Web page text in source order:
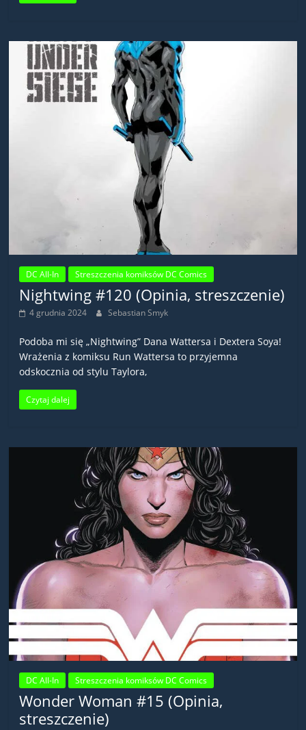
DC All-In Streszczenia komiksów DC Comics
Nightwing #120 (Opinia, streszczenie)
4 grudnia 2024 Sebastian Smyk
Podoba mi się „Nightwing” Dana Wattersa i Dextera Soya!
Wrażenia z komiksu Run Wattersa to przyjemna
odskocznia od stylu Taylora,
Czytaj dalej
DC All-In Streszczenia komiksów DC Comics
Wonder Woman #15 (Opinia,
streszczenie)